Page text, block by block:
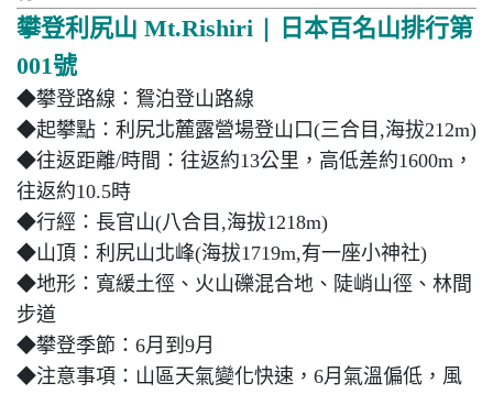
攀登利尻山 Mt.Rishiri |
日本百名山排行第
001號
◆攀登路線： 鴛泊登山路線
◆起攀點： 利尻北麓露營場登山口(三合目,海拔212m)
◆往返距離/時間 ： 往返約13公里，高低差約1600m，
往返約10.5時
◆行經：長官山(八合目,海拔1218m)
◆山頂 ：利尻山北峰(海拔1719m,有一座小神社)
◆地形 ： 寬緩土徑、火山礫混合地、陡峭山徑、林間
步道
◆攀登季節 ：6月到9月
◆注意事項 ：山區天氣變化快速，6月氣溫偏低，風